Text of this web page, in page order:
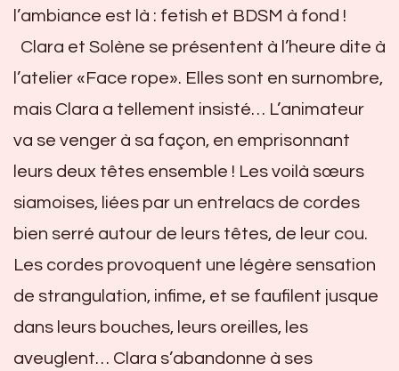
l’ambiance est là : fetish et BDSM à fond !
Clara et Solène se présentent à l’heure dite à
l’atelier «Face rope». Elles sont en surnombre,
mais Clara a tellement insisté… L’animateur
va se venger à sa façon, en emprisonnant
leurs deux têtes ensemble ! Les voilà sœurs
siamoises, liées par un entrelacs de cordes
bien serré autour de leurs têtes, de leur cou.
Les cordes provoquent une légère sensation
de strangulation, infime, et se faufilent jusque
dans leurs bouches, leurs oreilles, les
aveuglent… Clara s’abandonne à ses